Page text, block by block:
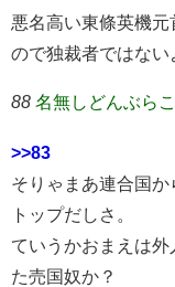
悪名高い東條英機
ので独裁者ではない
88 名無しどんぶらこ
>>83
そりゃまあ連合国
トップだしさ。
ていうかおまえは
た売国奴か？